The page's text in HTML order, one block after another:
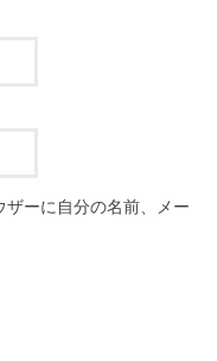
ーに自分の名前、メー